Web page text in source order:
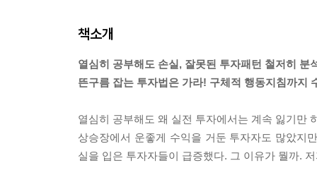
책소개
열심히 공부해도 손실, 잘못된 투자패턴 철저히 분
뜬구름 잡는 투자법은 가라! 구체적 행동지침까지
열심히 공부해도 왜 실전 투자에서는 계속 잃기만
상승장에서 운좋게 수익을 거둔 투자자도 많았지
실을 입은 투자자들이 급증했다. 그 이유가 뭘까.